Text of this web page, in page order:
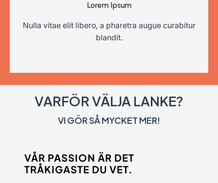
Lorem Ipsum
Nulla vitae elit libero, a pharetra augue curabitur
blandit.
VARFÖR VÄLJA LANKE?
VI GÖR SÅ MYCKET MER!
VÅR PASSION ÄR DET
TRÅKIGASTE DU VET.